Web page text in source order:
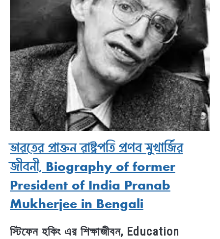
ভারতের প্রাক্তন রাষ্ট্রপতি প্রণব মুখার্জির
জীবনী, Biography of former
President of India Pranab
Mukherjee in Bengali
স্টিফেন হকিং এর শিক্ষাজীবন, Education